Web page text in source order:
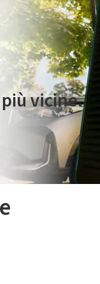
On The Road
vicine.